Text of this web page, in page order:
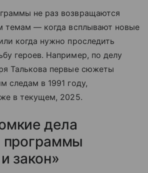
не раз возвращаются
темам — когда всплывают новые
когда нужно проследить
героев. Например, по делу
Талькова первые сюжеты
следам в 1991 году,
в текущем, 2025.
дела
программы
закон»